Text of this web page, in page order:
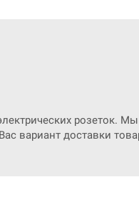
розеток.
вариант доставки